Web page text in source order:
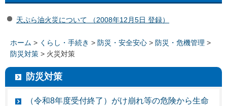
天ぷら油火災について （2008年12月5日 登録）
ホーム > くらし・手続き > 防災・安全安心 > 防災・危機管理 >
防災対策 > 火災対策
防災対策
（令和8年度受付終了）がけ崩れ等の危険から生命